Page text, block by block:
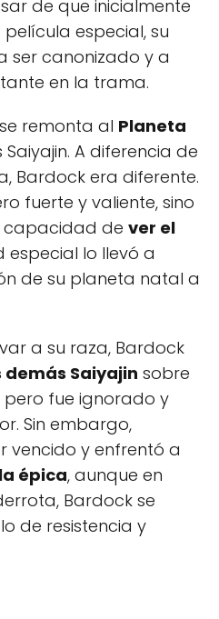
de que inicialmente
especial, su
ser canonizado y a
en la trama.
remonta al Planeta
A diferencia de
Bardock era diferente.
fuerte y valiente, sino
capacidad de ver el
especial lo llevó a
de su planeta natal a
a su raza, Bardock
Saiyajin sobre
pero fue ignorado y
Sin embargo,
vencido y enfrentó a
épica, aunque en
Bardock se
de resistencia y